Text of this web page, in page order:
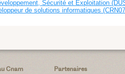
Sécurité et Exploitation
de solutions informatiques
Cnam Partenaires